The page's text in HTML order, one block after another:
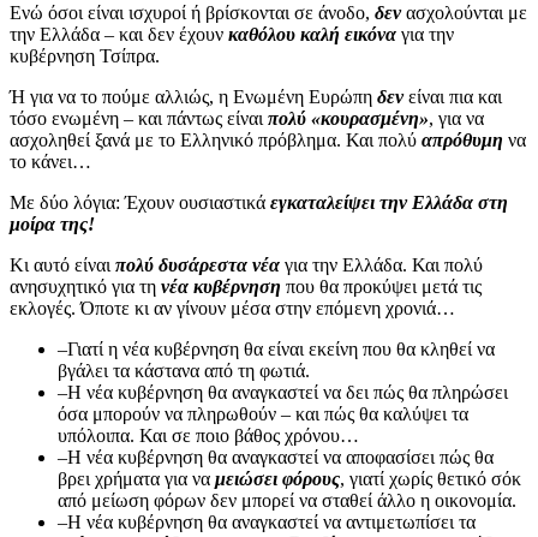
Ενώ όσοι είναι ισχυροί ή βρίσκονται σε άνοδο, δενασχολούνται με
την Ελλάδα – και δεν έχουν καθόλου καλή εικόνα για την
κυβέρνηση Τσίπρα.
Ή για να το πούμε αλλιώς, η Ενωμένη Ευρώπη δενείναι πια και
τόσο ενωμένη – και πάντως είναι πολύ «κουρασμένη», για να
ασχοληθεί ξανά με το Ελληνικό πρόβλημα. Και πολύ απρόθυμη να
το κάνει…
Με δύο λόγια: Έχουν ουσιαστικά εγκαταλείψει την Ελλάδα στη
μοίρα της!
Κι αυτό είναι πολύ δυσάρεστα νέα για την Ελλάδα. Και πολύ
ανησυχητικό για τη νέα κυβέρνηση που θα προκύψει μετά τις
εκλογές. Όποτε κι αν γίνουν μέσα στην επόμενη χρονιά…
–Γιατί η νέα κυβέρνηση θα είναι εκείνη που θα κληθεί να
βγάλει τα κάστανα από τη φωτιά.
–Η νέα κυβέρνηση θα αναγκαστεί να δει πώς θα πληρώσει
όσα μπορούν να πληρωθούν – και πώς θα καλύψει τα
υπόλοιπα. Και σε ποιο βάθος χρόνου…
–Η νέα κυβέρνηση θα αναγκαστεί να αποφασίσει πώς θα
βρει χρήματα για να μειώσει φόρους, γιατί χωρίς θετικό σόκ
από μείωση φόρων δεν μπορεί να σταθεί άλλο η οικονομία.
–Η νέα κυβέρνηση θα αναγκαστεί να αντιμετωπίσει τα